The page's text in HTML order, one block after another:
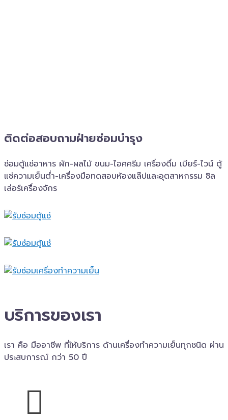
ติดต่อสอบถาม​ฝ่ายซ่อมบำรุง
ซ่อมตู้แช่อาหาร ผัก-ผลไม้ ขนม-ไอศครีม เครื่องดื่ม เบียร์-ไวน์ ตู้
แช่ความเย็นต่ำ-เครื่องมือทดสอบห้องแล๊ปและอุตสาหกรรม ชิล
เล่อร์เครื่อง​จักร
บริการของเรา
เรา คือ มืออาชีพ ที่ให้บริการ ด้านเครื่องทำความเย็นทุกชนิด ผ่าน
ประสบการณ์ กว่า 50 ปี